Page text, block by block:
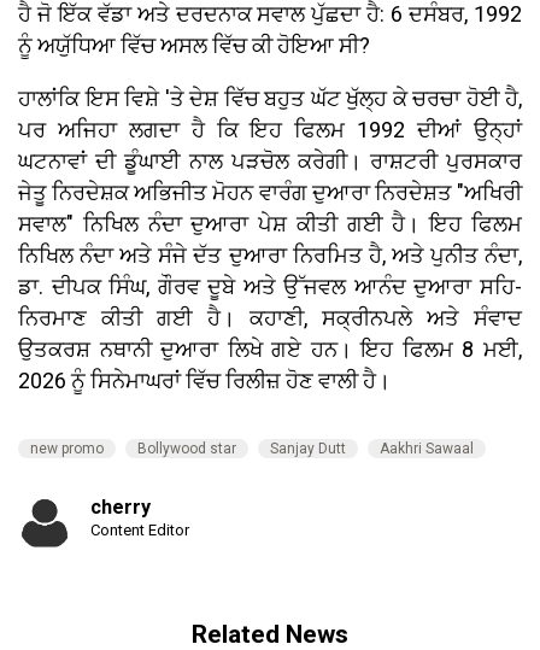
ਹੈ ਜੋ ਇੱਕ ਵੱਡਾ ਅਤੇ ਦਰਦਨਾਕ ਸਵਾਲ ਪੁੱਛਦਾ ਹੈ: 6 ਦਸੰਬਰ, 1992
ਨੂੰ ਅਯੁੱਧਿਆ ਵਿੱਚ ਅਸਲ ਵਿੱਚ ਕੀ ਹੋਇਆ ਸੀ?
ਹਾਲਾਂਕਿ ਇਸ ਵਿਸ਼ੇ 'ਤੇ ਦੇਸ਼ ਵਿੱਚ ਬਹੁਤ ਘੱਟ ਖੁੱਲ੍ਹ ਕੇ ਚਰਚਾ ਹੋਈ ਹੈ,
ਪਰ ਅਜਿਹਾ ਲਗਦਾ ਹੈ ਕਿ ਇਹ ਫਿਲਮ 1992 ਦੀਆਂ ਉਨ੍ਹਾਂ
ਘਟਨਾਵਾਂ ਦੀ ਡੂੰਘਾਈ ਨਾਲ ਪੜਚੋਲ ਕਰੇਗੀ। ਰਾਸ਼ਟਰੀ ਪੁਰਸਕਾਰ
ਜੇਤੂ ਨਿਰਦੇਸ਼ਕ ਅਭਿਜੀਤ ਮੋਹਨ ਵਾਰੰਗ ਦੁਆਰਾ ਨਿਰਦੇਸ਼ਤ "ਅਖਿਰੀ
ਸਵਾਲ" ਨਿਖਿਲ ਨੰਦਾ ਦੁਆਰਾ ਪੇਸ਼ ਕੀਤੀ ਗਈ ਹੈ। ਇਹ ਫਿਲਮ
ਨਿਖਿਲ ਨੰਦਾ ਅਤੇ ਸੰਜੇ ਦੱਤ ਦੁਆਰਾ ਨਿਰਮਿਤ ਹੈ, ਅਤੇ ਪੁਨੀਤ ਨੰਦਾ,
ਡਾ. ਦੀਪਕ ਸਿੰਘ, ਗੌਰਵ ਦੂਬੇ ਅਤੇ ਉੱਜਵਲ ਆਨੰਦ ਦੁਆਰਾ ਸਹਿ-
ਨਿਰਮਾਣ ਕੀਤੀ ਗਈ ਹੈ। ਕਹਾਣੀ, ਸਕ੍ਰੀਨਪਲੇ ਅਤੇ ਸੰਵਾਦ
ਉਤਕਰਸ਼ ਨਥਾਨੀ ਦੁਆਰਾ ਲਿਖੇ ਗਏ ਹਨ। ਇਹ ਫਿਲਮ 8 ਮਈ,
2026 ਨੂੰ ਸਿਨੇਮਾਘਰਾਂ ਵਿੱਚ ਰਿਲੀਜ਼ ਹੋਣ ਵਾਲੀ ਹੈ।
new promo Bollywood star Sanjay Dutt Aakhri Sawaal
cherry
Content Editor
Related News